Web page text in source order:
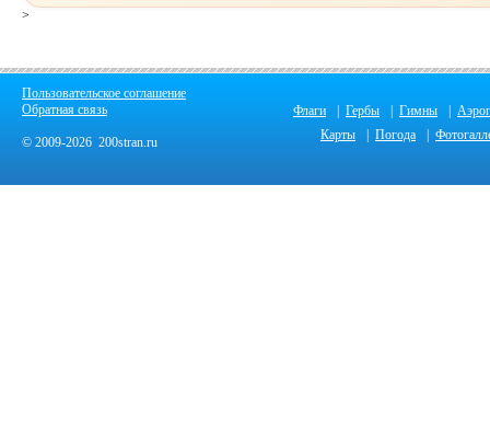
>
Пользовательское соглашение
Обратная связь
© 2009-2026 200stran.ru
Флаги Гербы Гимны
Карты
Погода